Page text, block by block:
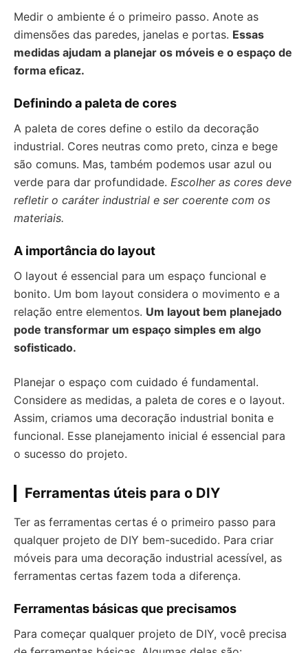
Medir o ambiente é o primeiro passo. Anote as
dimensões das paredes, janelas e portas. Essas
medidas ajudam a planejar os móveis e o espaço de
forma eficaz.
Definindo a paleta de cores
A paleta de cores define o estilo da decoração
industrial. Cores neutras como preto, cinza e bege
são comuns. Mas, também podemos usar azul ou
verde para dar profundidade. Escolher as cores deve
refletir o caráter industrial e ser coerente com os
materiais.
A importância do layout
O layout é essencial para um espaço funcional e
bonito. Um bom layout considera o movimento e a
relação entre elementos. Um layout bem planejado
pode transformar um espaço simples em algo
sofisticado.
Planejar o espaço com cuidado é fundamental.
Considere as medidas, a paleta de cores e o layout.
Assim, criamos uma decoração industrial bonita e
funcional. Esse planejamento inicial é essencial para
o sucesso do projeto.
Ferramentas úteis para o DIY
Ter as ferramentas certas é o primeiro passo para
qualquer projeto de DIY bem-sucedido. Para criar
móveis para uma decoração industrial acessível, as
ferramentas certas fazem toda a diferença.
Ferramentas básicas que precisamos
Para começar qualquer projeto de DIY, você precisa